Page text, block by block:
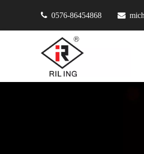
 0576-86454868 